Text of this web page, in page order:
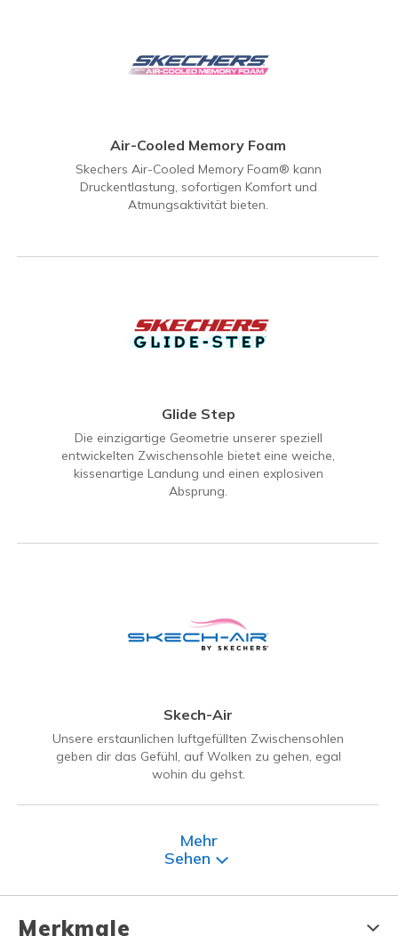
Air-Cooled Memory Foam
Skechers Air-Cooled Memory Foam® kann
Druckentlastung, sofortigen Komfort und
Atmungsaktivität bieten.
Glide Step
Die einzigartige Geometrie unserer speziell
entwickelten Zwischensohle bietet eine weiche,
kissenartige Landung und einen explosiven
Absprung.
Skech-Air
Unsere erstaunlichen luftgefüllten Zwischensohlen
geben dir das Gefühl, auf Wolken zu gehen, egal
wohin du gehst.
Mehr
Sehen
Merkmale